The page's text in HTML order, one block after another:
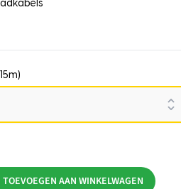
TOEVOEGEN AAN WINKELWAGEN